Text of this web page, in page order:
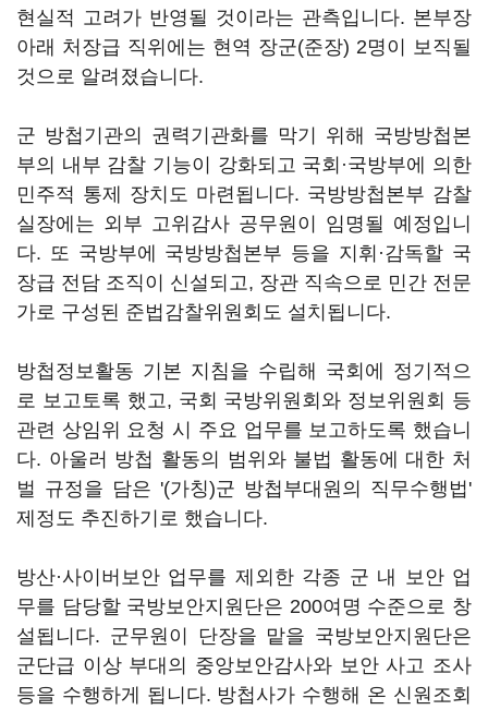
현실적 고려가 반영될 것이라는 관측입니다. 본부장
아래 처장급 직위에는 현역 장군(준장) 2명이 보직될
것으로 알려졌습니다.
군 방첩기관의 권력기관화를 막기 위해 국방방첩본
부의 내부 감찰 기능이 강화되고 국회·국방부에 의한
민주적 통제 장치도 마련됩니다. 국방방첩본부 감찰
실장에는 외부 고위감사 공무원이 임명될 예정입니
다. 또 국방부에 국방방첩본부 등을 지휘·감독할 국
장급 전담 조직이 신설되고, 장관 직속으로 민간 전문
가로 구성된 준법감찰위원회도 설치됩니다.
방첩정보활동 기본 지침을 수립해 국회에 정기적으
로 보고토록 했고, 국회 국방위원회와 정보위원회 등
관련 상임위 요청 시 주요 업무를 보고하도록 했습니
다. 아울러 방첩 활동의 범위와 불법 활동에 대한 처
벌 규정을 담은 '(가칭)군 방첩부대원의 직무수행법'
제정도 추진하기로 했습니다.
방산·사이버보안 업무를 제외한 각종 군 내 보안 업
무를 담당할 국방보안지원단은 200여명 수준으로 창
설됩니다. 군무원이 단장을 맡을 국방보안지원단은
군단급 이상 부대의 중앙보안감사와 보안 사고 조사
등을 수행하게 됩니다. 방첩사가 수행해 온 신원조회